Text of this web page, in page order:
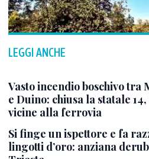
LEGGI ANCHE
Vasto incendio boschivo tra
e Duino: chiusa la statale
vicine alla ferrovia
Si finge un ispettore e fa
lingotti d’oro: anziana